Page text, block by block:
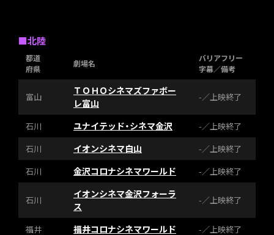
■北陸
都道
府県
劇場名
バリアフリー
字幕／備考
富山
ＴＯＨＯシネマズファボー
レ富山
-／上映終了
石川 ユナイテッド・シネマ金沢
-／上映終了
石川
イオンシネマ白山
-／上映終了
石川
金沢コロナシネマワールド -／上映終了
石川
イオンシネマ金沢フォーラ
ス
-／上映終了
福井 福井コロナシネマワールド -／上映終了